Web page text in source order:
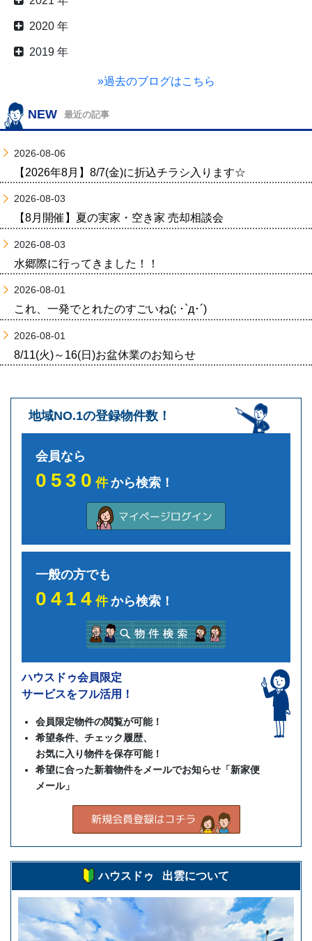
2020 年
2019 年
»過去のブログはこちら
NEW 最近の記事
2026-08-06
【2026年8月】8/7(金)に折込チラシ入ります☆
2026-08-03
【8月開催】夏の実家・空き家 売却相談会
2026-08-03
水郷際に行ってきました！！
2026-08-01
これ、一発でとれたのすごいね(; ･`д･´)
2026-08-01
8/11(火)～16(日)お盆休業のお知らせ
地域NO.1の登録物件数！
会員なら
0530件から検索！
一般の方でも
0414件から検索！
ハウスドゥ会員限定
サービスをフル活用！
会員限定物件の閲覧が可能！
希望条件、チェック履歴、
お気に入り物件を保存可能！
希望に合った新着物件をメールでお知らせ「新家便
メール」
ハウスドゥ 出雲について